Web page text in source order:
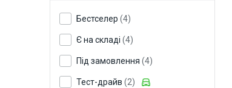
Бестселер (4)
Є на складі (4)
Під замовлення (4)
Тест-драйв (2)